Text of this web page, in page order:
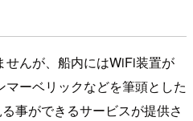
せんが、船内にはWiFi装置が
ーベリックなどを筆頭とした
事ができるサービスが提供さ